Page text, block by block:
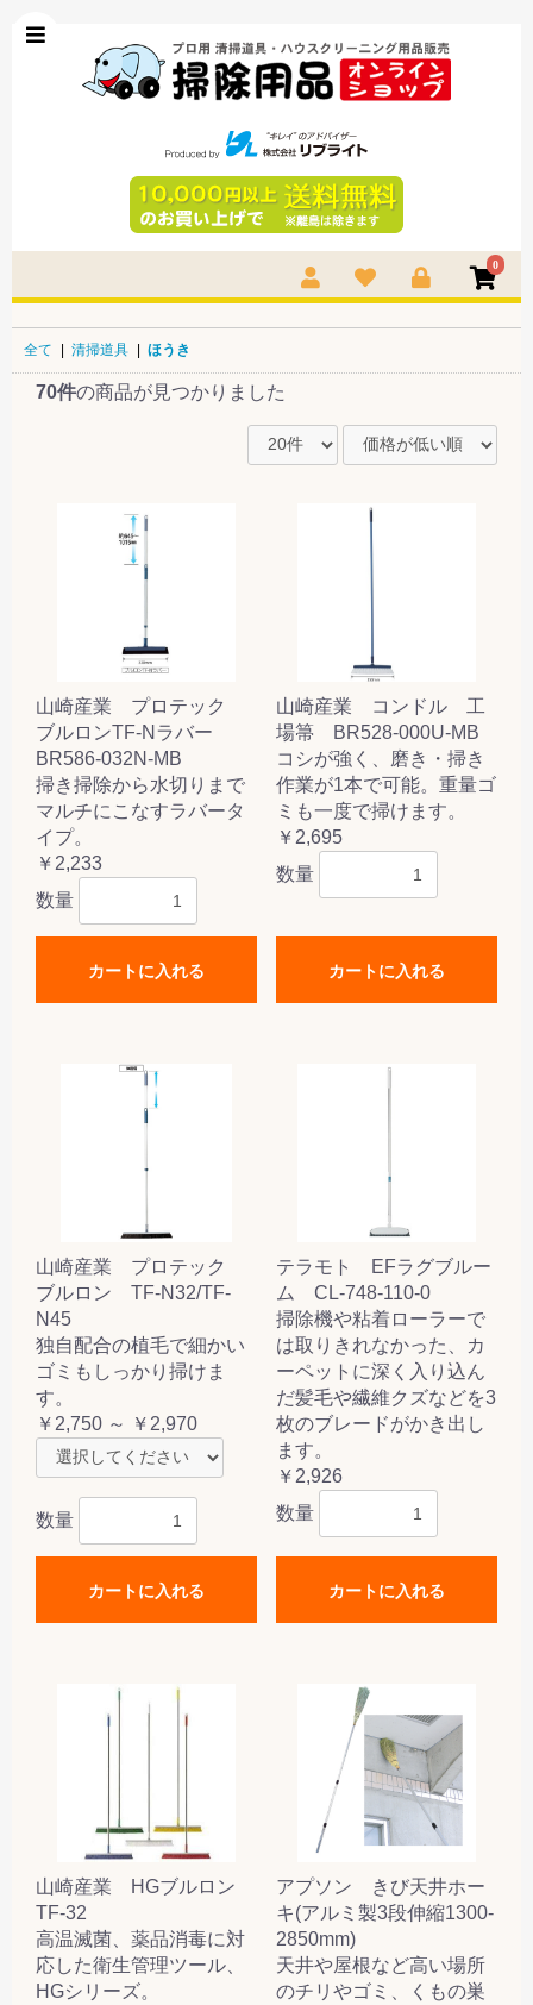
0
全て | 清掃道具 | ほうき
70件の商品が見つかりました
山崎産業 プロテック
ブルロンTF-Nラバー
BR586-032N-MB
掃き掃除から水切りまで
マルチにこなすラバータ
イプ。
￥2,233
数量
カートに入れる
山崎産業 コンドル 工
場箒 BR528-000U-MB
コシが強く、磨き・掃き
作業が1本で可能。重量ゴ
ミも一度で掃けます。
￥2,695
数量
カートに入れる
山崎産業 プロテック
ブルロン TF-N32/TF-
N45
独自配合の植毛で細かい
ゴミもしっかり掃けま
す。
￥2,750 ～ ￥2,970
数量
カートに入れる
テラモト EFラグブルー
ム CL-748-110-0
掃除機や粘着ローラーで
は取りきれなかった、カ
ーペットに深く入り込ん
だ髪毛や繊維クズなどを3
枚のブレードがかき出し
ます。
￥2,926
数量
カートに入れる
山崎産業 HGブルロン
TF-32
高温滅菌、薬品消毒に対
応した衛生管理ツール、
HGシリーズ。
アプソン きび天井ホー
キ(アルミ製3段伸縮1300-
2850mm)
天井や屋根など高い場所
のチリやゴミ、くもの巣